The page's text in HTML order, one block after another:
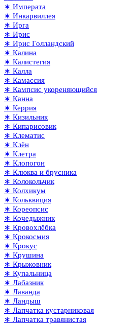
∗ Императа
∗ Инкарвиллея
∗ Ирга
∗ Ирис
∗ Ирис Голландский
∗ Калина
∗ Калистегия
∗ Калла
∗ Камассия
∗ Кампсис укореняющийся
∗ Канна
∗ Керрия
∗ Кизильник
∗ Кипарисовик
∗ Клематис
∗ Клён
∗ Клетра
∗ Клопогон
∗ Клюква и брусника
∗ Колокольчик
∗ Колхикум
∗ Кольквиция
∗ Кореопсис
∗ Кочедыжник
∗ Кровохлёбка
∗ Крокосмия
∗ Крокус
∗ Крушина
∗ Крыжовник
∗ Купальница
∗ Лабазник
∗ Лаванда
∗ Ландыш
∗ Лапчатка кустарниковая
∗ Лапчатка травянистая